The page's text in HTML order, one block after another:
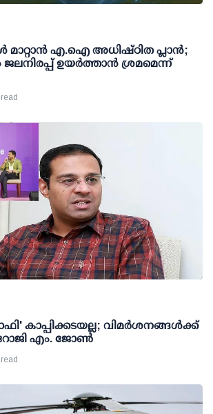
മാറ്റാന്‍ എ.ഐ അധിഷ്ഠിത പ്ലാന്‍;
ജലനിരപ്പ് ഉയര്‍ത്താന്‍ ശ്രമമെന്ന്
കാപ്പിക്കടയല്ല; വിമര്‍ശനങ്ങള്‍ക്ക്
റോജി എം. ജോണ്‍